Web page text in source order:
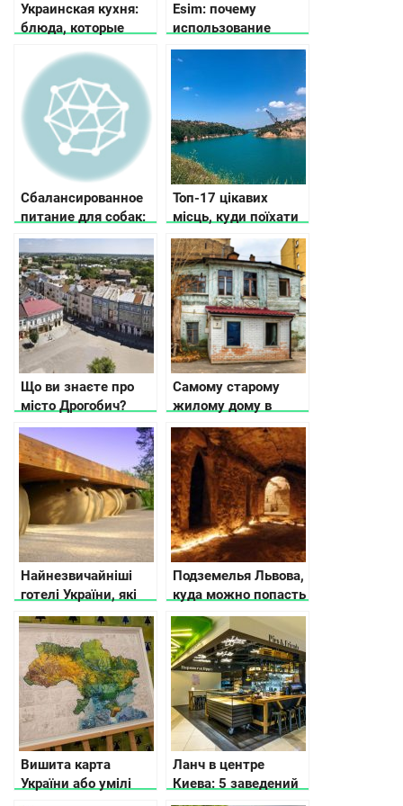
Украинская кухня:
блюда, которые
попробовать
Esim: почему
использование
стало популярным
Сбалансированное
питание для собак:
как выбрать корм
для разных
возрастов и пород
Топ-17 цікавих
місць, куди поїхати
в Кіровоградській
області
Що ви знаєте про
місто Дрогобич?
Самому старому
жилому дому в
Киеве 256 лет
Найнезвичайніші
готелі України, які
вас вразять
Подземелья Львова,
куда можно попасть
без экскурсии
Вишита карта
України або умілі
Ланч в центре
Киева: 5 заведений
ТРЦ «Гулливер»